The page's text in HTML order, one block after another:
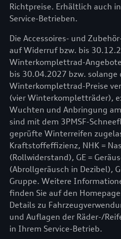
Richtpreise. Erhältlich auch
Service-Betrieben.
Die Accessoires- und
auf Widerruf bzw. bis
Winterkomplettrad-
bis 30.04.2027 bzw. solange
Winterkomplettrad-Preise
(vier Winterkompletträder),
Wuchten und Anbringung
sind mit dem 3PMSF-
geprüfte Winterreifen
Kraftstoffeffizienz, NHK =
(Rollwiderstand), GE =
(Abrollgeräusch in Dezibel),
Gruppe. Weitere
finden Sie auf den
Details zu
und Auflagen der Räder-/
in Ihrem Service-Betrieb.